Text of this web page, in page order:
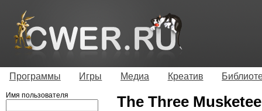
Программы Игры Медиа Креатив
The Three
Имя пользователя